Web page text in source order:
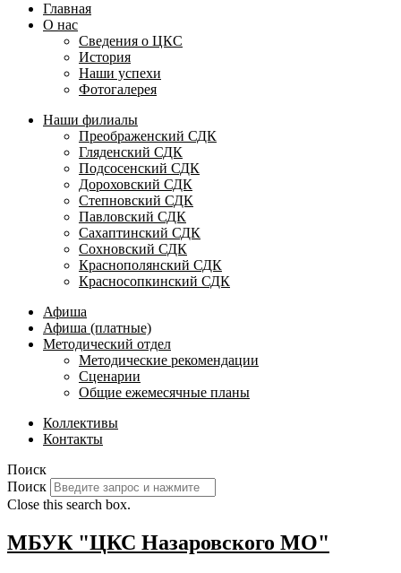
Главная
О нас
Сведения о ЦКС
История
Наши успехи
Фотогалерея
Наши филиалы
Преображенский СДК
Гляденский СДК
Подсосенский СДК
Дороховский СДК
Степновский СДК
Павловский СДК
Сахаптинский СДК
Сохновский СДК
Краснополянский СДК
Красносопкинский СДК
Афиша
Афиша (платные)
Методический отдел
Методические рекомендации
Сценарии
Общие ежемесячные планы
Коллективы
Контакты
Поиск
Поиск
Close this search box.
МБУК "ЦКС Назаровского МО"